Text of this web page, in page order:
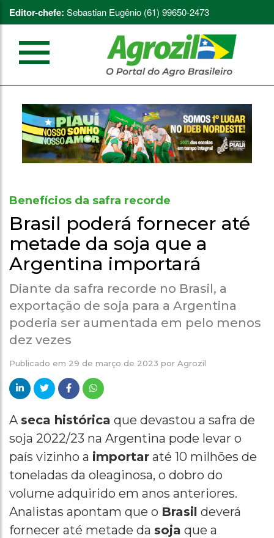
Editor-chefe: Sebastian Eugênio (61) 99650-2473
Benefícios da safra recorde
Brasil poderá fornecer até
metade da soja que a
Argentina importará
Diante da safra recorde no Brasil, a
exportação de soja para a Argentina
poderia ser aumentada em pelo menos
dez vezes
Publicado em 29 de março de 2023 por Agrozil
A seca histórica que devastou a safra de
soja 2022/23 na Argentina pode levar o
país vizinho a importar até 10 milhões de
toneladas da oleaginosa, o dobro do
volume adquirido em anos anteriores.
Analistas apontam que o Brasil deverá
fornecer até metade da soja que a